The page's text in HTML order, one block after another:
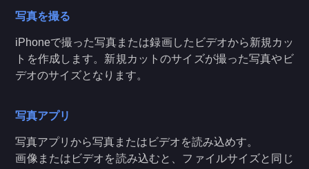
写真を撮る
iPhoneで撮った写真または録画したビデオから新規カッ
トを作成します。新規カットのサイズが撮った写真やビ
デオのサイズとなります。
写真アプリ
写真アプリから写真またはビデオを読み込めす。
画像またはビデオを読み込むと、ファイルサイズと同じ